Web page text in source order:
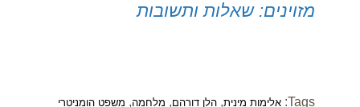
מזוינים: שאלות ותשובות
Tags: אלימות מינית, הלן דורהם, מלחמה, משפט הומניטרי